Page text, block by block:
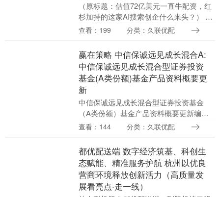
（原标题：估值72亿美元一直牛配资，红
杉加持的这家AI搜索创企什么来头？） AI
初创公司Glean近日宣布，其已经完成1.5
查看：199 分类：久联优配
赢在策略 中信保诚远见成长混合A:
中信保诚远见成长混合型证券投资
基金(A类份额)基金产品资料概要更
新
中信保诚远见成长混合型证券投资基金
（A类份额）基金产品资料概要更新编制
日期：2025年05月29日送出日期：2025年
是....
查看：144 分类：久联优配
都优配送端 数字经济筑基、科创生
态赋能、精准服务护航 杭州以优良
营商环境释放创新活力（高质量发
展看亮点·走一线）